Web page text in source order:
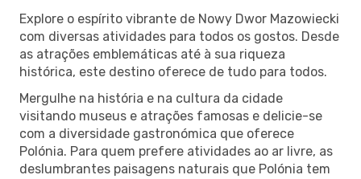
Explore o espírito vibrante de Nowy Dwor Mazowiecki
com diversas atividades para todos os gostos. Desde
as atrações emblemáticas até à sua riqueza
histórica, este destino oferece de tudo para todos.
Mergulhe na história e na cultura da cidade
visitando museus e atrações famosas e delicie-se
com a diversidade gastronómica que oferece
Polónia. Para quem prefere atividades ao ar livre, as
deslumbrantes paisagens naturais que Polónia tem